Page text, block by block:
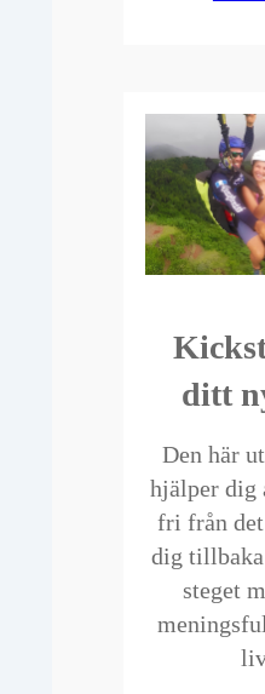
ditt
Den här
hjälper dig
fri från
dig tillbaka
steget